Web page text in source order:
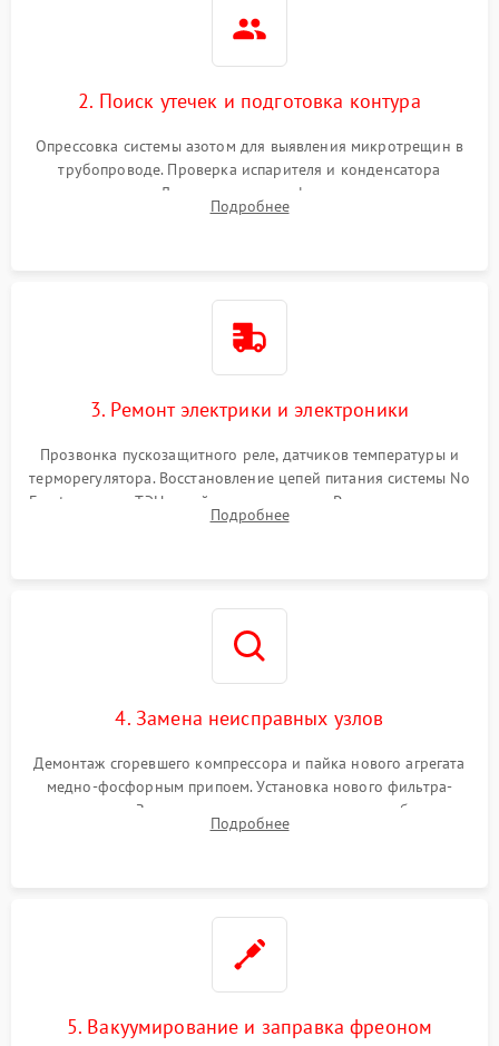
2. Поиск утечек и подготовка контура
Опрессовка системы азотом для выявления микротрещин в
трубопроводе. Проверка испарителя и конденсатора
течеискателем. Демонтаж старого фильтра-осушителя и
продувка капиллярной трубки для устранения засоров.
Подробнее
3. Ремонт электрики и электроники
Прозвонка пускозащитного реле, датчиков температуры и
терморегулятора. Восстановление цепей питания системы No
Frost, включая ТЭН оттайки и вентилятор. Ремонт или замена
платы управления при сбоях алгоритмов.
Подробнее
4. Замена неисправных узлов
Демонтаж сгоревшего компрессора и пайка нового агрегата
медно-фосфорным припоем. Установка нового фильтра-
осушителя. Замена изношенных вентиляторов обдува,
сломанных заслонок или поврежденных дверных петель.
Подробнее
5. Вакуумирование и заправка фреоном